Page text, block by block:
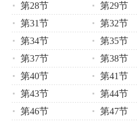
第28节
第29节
第31节
第32节
第34节
第35节
第37节
第38节
第40节
第41节
第43节
第44节
第46节
第47节